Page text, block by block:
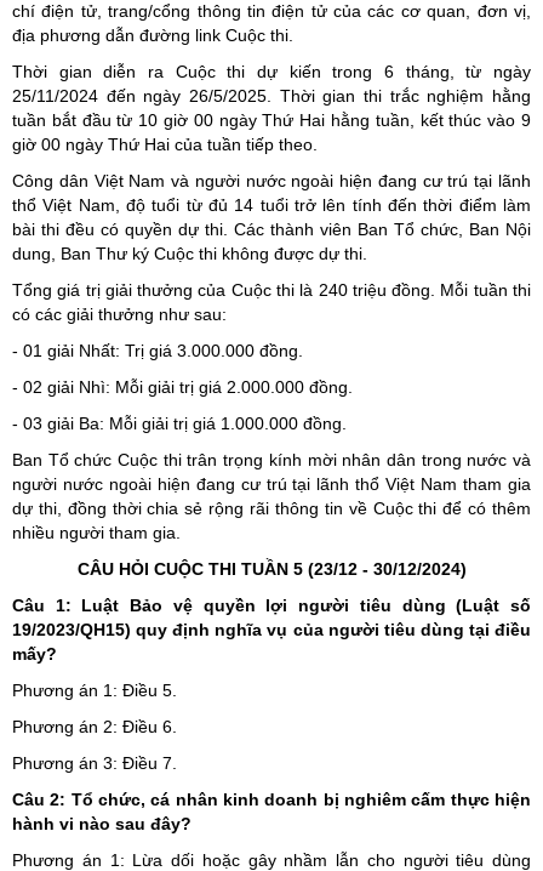
chí điện tử, trang/cổng thông tin điện tử của các cơ quan, đơn vị,
địa phương dẫn đường link Cuộc thi.
Thời gian diễn ra Cuộc thi dự kiến trong 6 tháng, từ ngày
25/11/2024 đến ngày 26/5/2025. Thời gian thi trắc nghiệm hằng
tuần bắt đầu từ 10 giờ 00 ngày Thứ Hai hằng tuần, kết thúc vào 9
giờ 00 ngày Thứ Hai của tuần tiếp theo.
Công dân Việt Nam và người nước ngoài hiện đang cư trú tại lãnh
thổ Việt Nam, độ tuổi từ đủ 14 tuổi trở lên tính đến thời điểm làm
bài thi đều có quyền dự thi. Các thành viên Ban Tổ chức, Ban Nội
dung, Ban Thư ký Cuộc thi không được dự thi.
Tổng giá trị giải thưởng của Cuộc thi là 240 triệu đồng. Mỗi tuần thi
có các giải thưởng như sau:
- 01 giải Nhất: Trị giá 3.000.000 đồng.
- 02 giải Nhì: Mỗi giải trị giá 2.000.000 đồng.
- 03 giải Ba: Mỗi giải trị giá 1.000.000 đồng.
Ban Tổ chức Cuộc thi trân trọng kính mời nhân dân trong nước và
người nước ngoài hiện đang cư trú tại lãnh thổ Việt Nam tham gia
dự thi, đồng thời chia sẻ rộng rãi thông tin về Cuộc thi để có thêm
nhiều người tham gia.
CÂU HỎI CUỘC THI TUẦN 5 (23/12 - 30/12/2024)
Câu 1: Luật Bảo vệ quyền lợi người tiêu dùng (Luật số
19/2023/QH15) quy định nghĩa vụ của người tiêu dùng tại điều
mấy?
Phương án 1: Điều 5.
Phương án 2: Điều 6.
Phương án 3: Điều 7.
Câu 2: Tổ chức, cá nhân kinh doanh bị nghiêm cấm thực hiện
hành vi nào sau đây?
Phương án 1: Lừa dối hoặc gây nhầm lẫn cho người tiêu dùng